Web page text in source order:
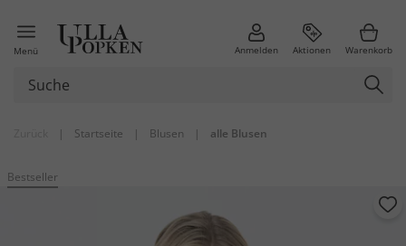
Menü Anmelden Aktionen Warenkorb
| Startseite | Blusen | alle Blusen
Bestseller